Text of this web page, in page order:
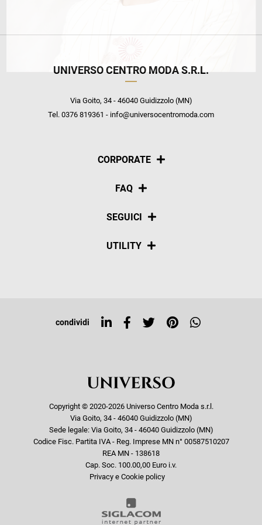
UNIVERSO CENTRO MODA S.R.L.
Via Goito, 34 - 46040 Guidizzolo (MN)
Tel. 0376 819361 - info@universocentromoda.com
CORPORATE
Chi siamo
FAQ
Pagamenti
SEGUICI
Social
UTILITY
Top ricerche
condividi
Copyright © 2020-2026 Universo Centro Moda s.r.l.
Via Goito, 34 - 46040 Guidizzolo (MN)
Sede legale: Via Goito, 34 - 46040 Guidizzolo (MN)
Codice Fisc. Partita IVA - Reg. Imprese MN n° 00587510207
REA MN - 138618
Cap. Soc. 100.00,00 Euro i.v.
Privacy e Cookie policy